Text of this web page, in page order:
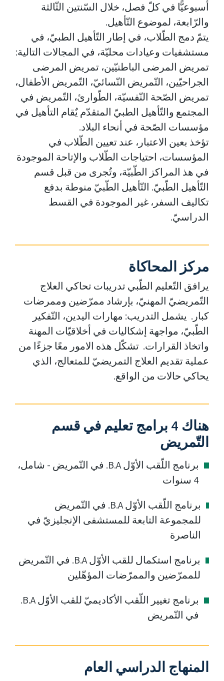
أسبوعيًّا في كلّ فصل، خلال السّنتين الثّالثة
والرّابعة، لموضوع التّأهيل.
يتمّ دمج الطّلاب، في إطار التّأهيل الطبيّ، في
مستشفيات وعيادات محليّة، في المجالات التالية:
تمريض المرضى الباطنيّين، تمريض المرضى
الجراحيّين، التّمريض النّسائيّ، التّمريض الأطفال،
تمريض الصّحة النّفسيّة، الطّوارئ، التّمريض في
المجتمع والتّأهيل الطبيّ المتقدّم يٌقام التأهيل في
مؤسسات الصّحة في أنحاء البلاد.
تؤخذ بعين الاعتبار، عند تعيين الطّلاب في
المؤسسات، احتياجات الطّلاب والإتاحة الموجودة
في هذ المراكز الطّبيّة، وتُجرى من قبل قسم
التّأهيل الطّبيّ. التّأهيل الطّبيّ منوطة بدفع
تكاليف السفر، غير الموجودة في القسط
الدراسيّ.
مركز المحاكاة
يرافق التّعليم الطّبي تدريبات تحاكي العلاج
التّمريضيّ المهنيّ، بإرشاد ممرّضين وممرضات
كبار. يشمل التدريب: مهارات اليدين، التّفكير
الطّبيّ، مواجهة إشكاليات في أخلاقيّات المهنة
واتخاذ القرارات. تشكّل هذه الامور معًا جزءًا من
عملية تقديم العلاج التمريضيّ للمتعالج، الذي
يحاكي حالات من الواقع.
هناك 4 برامج تعليم في قسم
التّمريض
برنامج اللّقب الأوّل B.A. في التّمريض - شامل،
4 سنوات
برنامج اللّقب الأوّل B.A. في التّمريض
للمجموعة التابعة للمستشفى الإنجليزيّ في
الناصرة
برنامج استكمال للقب الأوّل B.A. في التّمريض
للممرّضين والممرّضات المؤهّلين
برنامج تغيير اللّقب الأكاديميّ للقب الأوّل B.A.
في التّمريض
المنهاج الدراسي العام